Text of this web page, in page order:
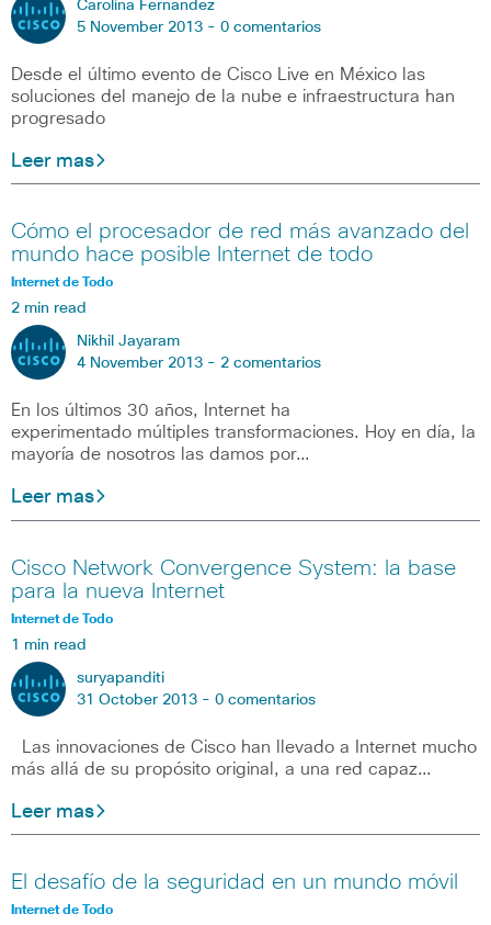
Carolina Fernandez
5 November 2013 - 0 comentarios
Desde el último evento de Cisco Live en México las
soluciones del manejo de la nube e infraestructura han
progresado
Leer mas
Cómo el procesador de red más avanzado del
mundo hace posible Internet de todo
Internet de Todo
2 min read
Nikhil Jayaram
4 November 2013 - 2 comentarios
En los últimos 30 años, Internet ha
experimentado múltiples transformaciones. Hoy en día, la
mayoría de nosotros las damos por…
Leer mas
Cisco Network Convergence System: la base
para la nueva Internet
Internet de Todo
1 min read
suryapanditi
31 October 2013 - 0 comentarios
Las innovaciones de Cisco han llevado a Internet mucho
más allá de su propósito original, a una red capaz…
Leer mas
El desafío de la seguridad en un mundo móvil
Internet de Todo